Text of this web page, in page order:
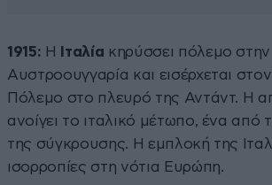
1915: Η Ιταλία κηρύσσει πόλεμο στην
Αυστροουγγαρία και εισέρχεται
Πόλεμο στο πλευρό της Αντάντ. Η
ανοίγει το ιταλικό μέτωπο, ένα από
της σύγκρουσης. Η εμπλοκή της
ισορροπίες στη νότια Ευρώπη.